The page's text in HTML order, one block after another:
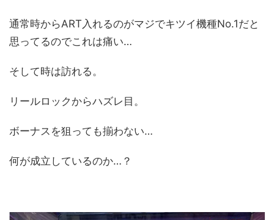
通常時からART入れるのがマジでキツイ機種No.1だと
思ってるのでこれは痛い…
そして時は訪れる。
リールロックからハズレ目。
ボーナスを狙っても揃わない…
何が成立しているのか…？